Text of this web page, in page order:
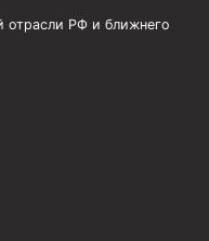
для
раствора
колонн
отрасли РФ и ближнего